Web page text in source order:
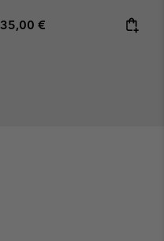
Regular price:
35,00 €